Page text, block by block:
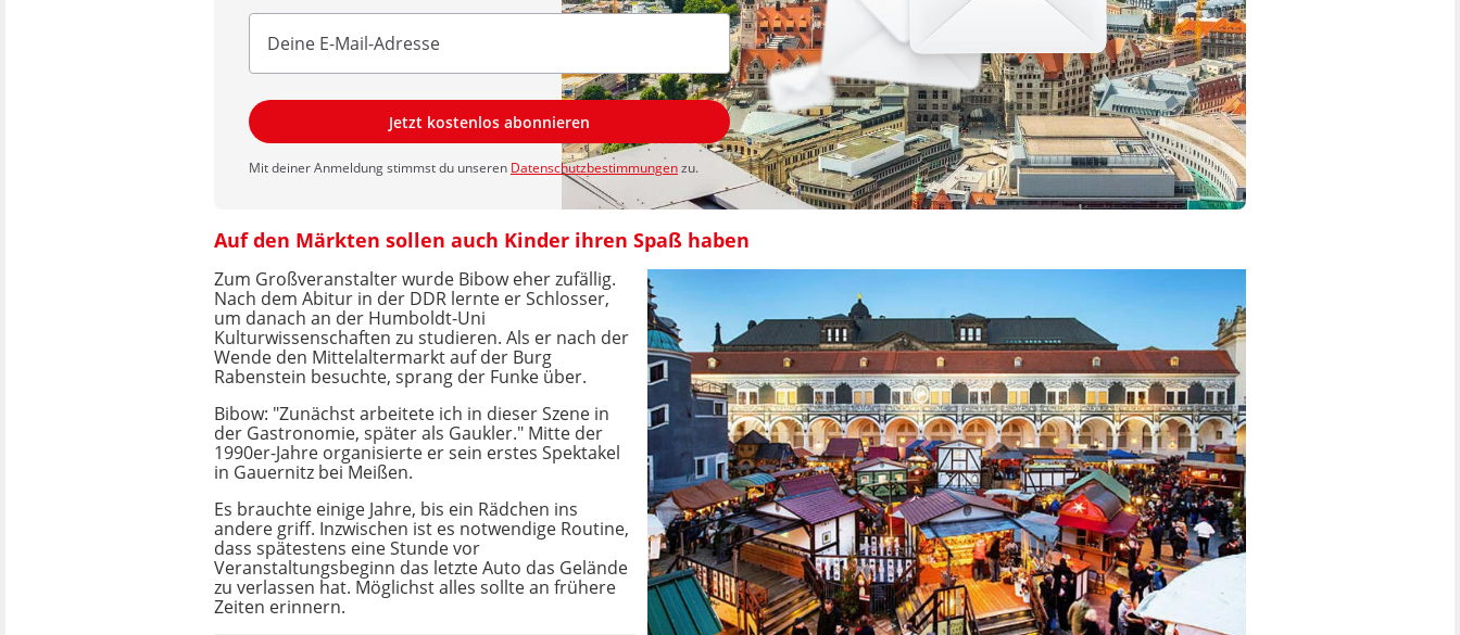
Jetzt kostenlos abonnieren
Mit deiner Anmeldung stimmst du unseren Datenschutzbestimmungenzu.
Auf den Märkten sollen auch Kinder ihren Spaß haben
Zum Großveranstalter wurde Bibow eher zufällig.
Nach dem Abitur in der DDR lernte er Schlosser,
um danach an der Humboldt-Uni
Kulturwissenschaften zu studieren. Als er nach der
Wende den Mittelaltermarkt auf der Burg
Rabenstein besuchte, sprang der Funke über.
Bibow: "Zunächst arbeitete ich in dieser Szene in
der Gastronomie, später als Gaukler." Mitte der
1990er-Jahre organisierte er sein erstes Spektakel
in Gauernitz bei Meißen.
Es brauchte einige Jahre, bis ein Rädchen ins
andere griff. Inzwischen ist es notwendige Routine,
dass spätestens eine Stunde vor
Veranstaltungsbeginn das letzte Auto das Gelände
zu verlassen hat. Möglichst alles sollte an frühere
Zeiten erinnern.